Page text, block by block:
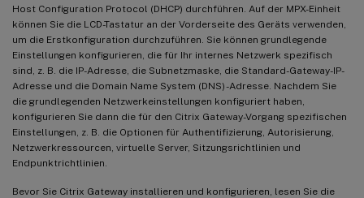
Host Configuration Protocol (DHCP) durchführen. Auf der MPX-Einheit
können Sie die LCD-Tastatur an der Vorderseite des Geräts verwenden,
um die Erstkonfiguration durchzuführen. Sie können grundlegende
Einstellungen konfigurieren, die für Ihr internes Netzwerk spezifisch
sind, z. B. die IP-Adresse, die Subnetzmaske, die Standard-Gateway-IP-
Adresse und die Domain Name System (DNS) -Adresse. Nachdem Sie
die grundlegenden Netzwerkeinstellungen konfiguriert haben,
konfigurieren Sie dann die für den Citrix Gateway-Vorgang spezifischen
Einstellungen, z. B. die Optionen für Authentifizierung, Autorisierung,
Netzwerkressourcen, virtuelle Server, Sitzungsrichtlinien und
Endpunktrichtlinien.
Bevor Sie Citrix Gateway installieren und konfigurieren, lesen Sie die